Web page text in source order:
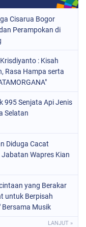
Cisarua Bogor
Perampokan di
: Kisah
Rasa Hampa serta
995 Senjata Api Jenis
Selatan
Diduga Cacat
Wapres Kian
yang Berakar
untuk Berpisah
Bersama Musik
LANJUT »